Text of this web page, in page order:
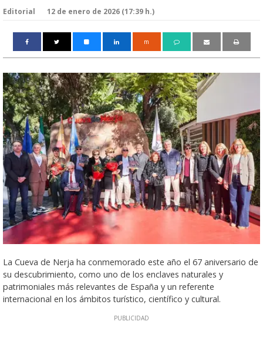
Editorial 12 de enero de 2026 (17:39 h.)
m
La Cueva de Nerja ha conmemorado este año el 67 aniversario de
su descubrimiento, como uno de los enclaves naturales y
patrimoniales más relevantes de España y un referente
internacional en los ámbitos turístico, científico y cultural.